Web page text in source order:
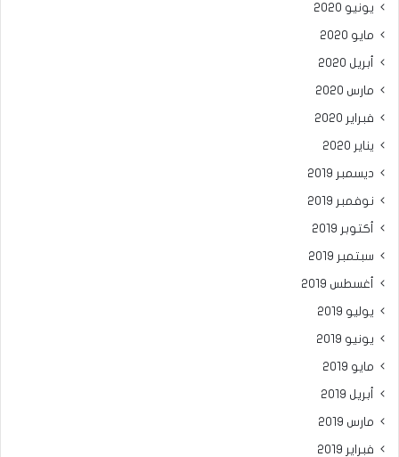
يونيو 2020
مايو 2020
أبريل 2020
مارس 2020
فبراير 2020
يناير 2020
ديسمبر 2019
نوفمبر 2019
أكتوبر 2019
سبتمبر 2019
أغسطس 2019
يوليو 2019
يونيو 2019
مايو 2019
أبريل 2019
مارس 2019
فبراير 2019